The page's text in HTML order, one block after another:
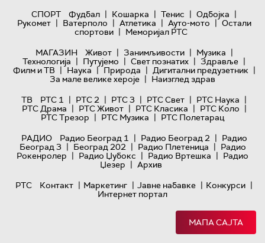
СПОРТ
Фудбал | Кошарка | Тенис | Одбојка |
Рукомет | Ватерполо | Атлетика | Ауто-мото | Остали
спортови | Меморијал РТС
МАГАЗИН
Живот | Занимљивости | Музика |
Технологијa | Путујемо | Свет познатих | Здравље |
Филм и ТВ | Наука | Природа | Дигитални предузетник |
За мале велике хероје | Наизглед здрав
ТВ
РТС 1 | РТС 2 | РТС 3 | РТС Свет | РТС Наука |
РТС Драма | РТС Живот | РТС Класика | РТС Коло |
РТС Трезор | РТС Музика | РТС Полетарац
РАДИО
Радио Београд 1 | Радио Београд 2 | Радио
Београд 3 | Београд 202 | Радио Плетеница | Радио
Рокенролер | Радио Џубокс | Радио Вртешка | Радио
Џезер | Архив
РТС
Контакт | Маркетинг | Јавне набавке | Конкурси |
Интернет портал
МАПА САЈТА